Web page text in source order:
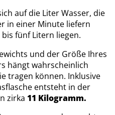
auf die Liter Wasser, die
in einer Minute liefern
fünf Litern liegen.
und der Größe Ihres
hängt wahrscheinlich
tragen können. Inklusive
entsteht in der
zirka 11 Kilogramm.